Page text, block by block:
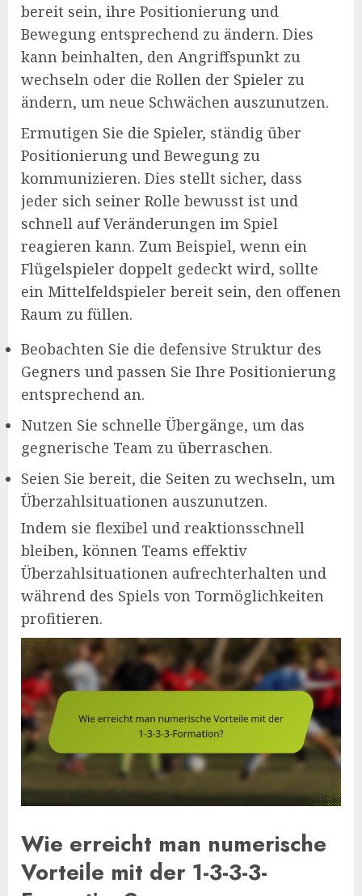
bereit sein, ihre Positionierung und
Bewegung entsprechend zu ändern. Dies
kann beinhalten, den Angriffspunkt zu
wechseln oder die Rollen der Spieler zu
ändern, um neue Schwächen auszunutzen.
Ermutigen Sie die Spieler, ständig über
Positionierung und Bewegung zu
kommunizieren. Dies stellt sicher, dass
jeder sich seiner Rolle bewusst ist und
schnell auf Veränderungen im Spiel
reagieren kann. Zum Beispiel, wenn ein
Flügelspieler doppelt gedeckt wird, sollte
ein Mittelfeldspieler bereit sein, den offenen
Raum zu füllen.
Beobachten Sie die defensive Struktur des
Gegners und passen Sie Ihre Positionierung
entsprechend an.
Nutzen Sie schnelle Übergänge, um das
gegnerische Team zu überraschen.
Seien Sie bereit, die Seiten zu wechseln, um
Überzahlsituationen auszunutzen.
Indem sie flexibel und reaktionsschnell
bleiben, können Teams effektiv
Überzahlsituationen aufrechterhalten und
während des Spiels von Tormöglichkeiten
profitieren.
Wie erreicht man numerische
Vorteile mit der 1-3-3-3-